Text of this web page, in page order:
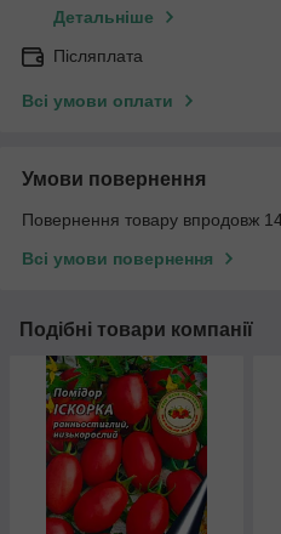
Детальніше
Післяплата
Всі умови оплати
Умови повернення
Повернення товару впродовж
Всі умови повернення
Подібні товари компанії